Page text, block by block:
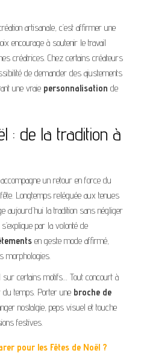
artisanale, c’est affirmer une
encourage à soutenir le travail
créatrices. Chez certains créateurs
de demander des ajustements
une vraie personnalisation de
: de la tradition à
accompagne un retour en force du
Longtemps reléguée aux tenues
aujourd’hui la tradition sans négliger
par la volonté de
en geste mode affirmé,
morphologies.
certains motifs… Tout concourt à
du temps. Porter une broche de
nostalgie, peps visuel et touche
festives.
pour les Fêtes de Noël ?